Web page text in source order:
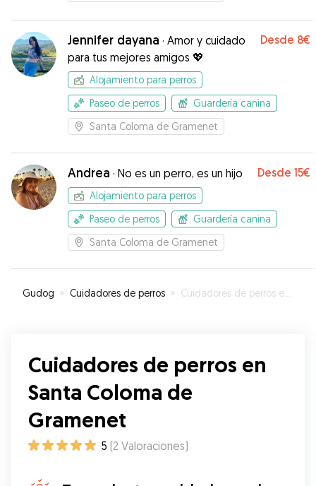
Jennifer dayana · Amor y cuidado
para tus mejores amigos 💖
Desde 8€
Alojamiento para perros
Paseo de perros
Guardería canina
Santa Coloma de Gramenet
Andrea · No es un perro, es un hijo Desde 15€
Alojamiento para perros
Paseo de perros
Guardería canina
Santa Coloma de Gramenet
Gudog » Cuidadores de perros » Cuidadores de perros en Santa Coloma de Gramenet
Cuidadores de perros en
Santa Coloma de
Gramenet
5 (2 Valoraciones)